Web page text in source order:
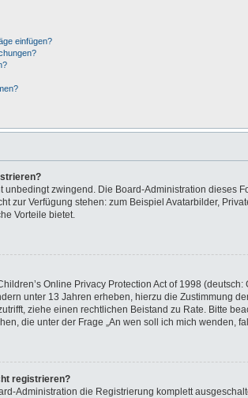
einfügen?
unbedingt zwingend. Die Board-Administration dieses
zur Verfügung stehen: zum Beispiel Avatarbilder,
Vorteile bietet.
Online Privacy Protection Act of 1998
unter 13 Jahren erheben, hierzu die Zustimmung
ziehe einen rechtlichen Beistand zu Rate. Bitte
die unter der Frage „An wen soll ich mich wenden,
registrieren?
Administration die Registrierung komplett